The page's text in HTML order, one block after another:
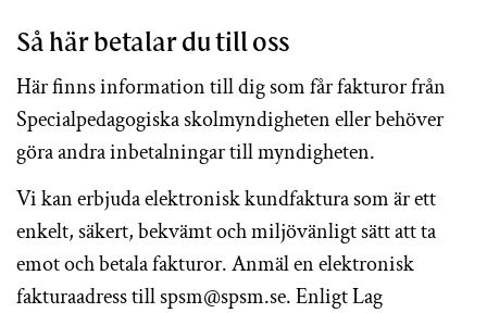
Så här betalar du till oss
Här finns information till dig som får fakturor från
Specialpedagogiska skolmyndigheten eller behöver
göra andra inbetalningar till myndigheten.
Vi kan erbjuda elektronisk kundfaktura som är ett
enkelt, säkert, bekvämt och miljövänligt sätt att ta
emot och betala fakturor. Anmäl en elektronisk
fakturaadress till spsm@spsm.se. Enligt Lag